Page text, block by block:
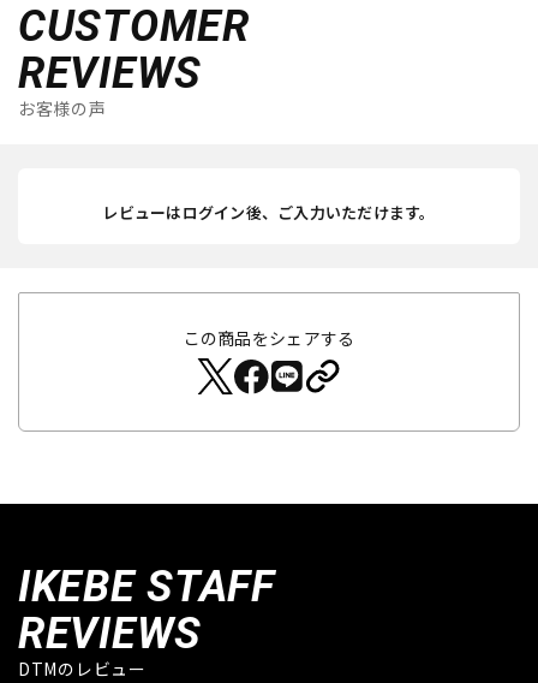
CUSTOMER
REVIEWS
お客様の声
レビューはログイン後、ご入力いただけます。
この商品をシェアする
IKEBE STAFF
REVIEWS
DTMのレビュー